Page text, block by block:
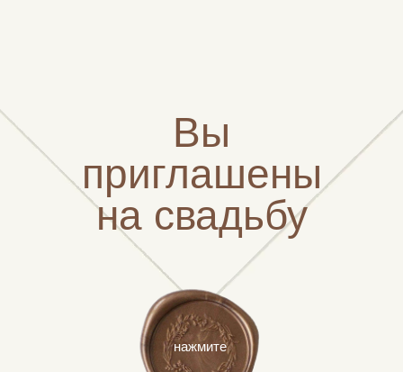
нажмите
Вы
приглашены
на свадьбу